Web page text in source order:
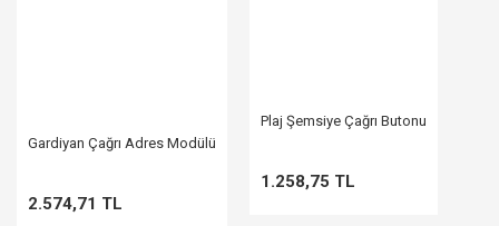
Gardiyan Çağrı Adres Modülü
2.574,71 TL
Plaj Şemsiye Çağrı Butonu
1.258,75 TL